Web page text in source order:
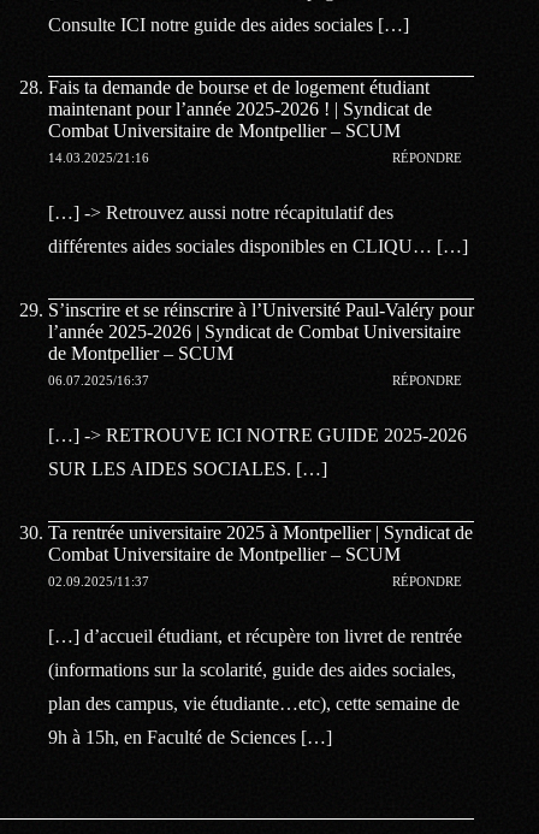
Consulte ICI notre guide des aides sociales […]
Fais ta demande de bourse et de logement étudiant
maintenant pour l’année 2025-2026 ! | Syndicat de
Combat Universitaire de Montpellier – SCUM
14.03.2025/21:16 RÉPONDRE
[…] -> Retrouvez aussi notre récapitulatif des
différentes aides sociales disponibles en CLIQU… […]
S’inscrire et se réinscrire à l’Université Paul-Valéry pour
l’année 2025-2026 | Syndicat de Combat Universitaire
de Montpellier – SCUM
06.07.2025/16:37 RÉPONDRE
[…] -> RETROUVE ICI NOTRE GUIDE 2025-2026
SUR LES AIDES SOCIALES. […]
Ta rentrée universitaire 2025 à Montpellier | Syndicat de
Combat Universitaire de Montpellier – SCUM
02.09.2025/11:37 RÉPONDRE
[…] d’accueil étudiant, et récupère ton livret de rentrée
(informations sur la scolarité, guide des aides sociales,
plan des campus, vie étudiante…etc), cette semaine de
9h à 15h, en Faculté de Sciences […]